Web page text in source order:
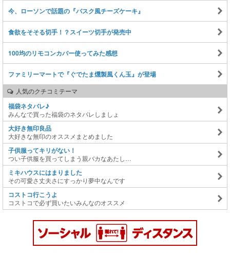
今、ローソンで話題の『バスク風チーズケーキ』
食欲をそそる切手！？スイーツ切手が発売中
100均のリモコンカバー使ってみた感想
ファミリーマートで『ぐでたま燻製風くん玉』が登場
人気のクチコミテーマ
福袋ネタバレ♪
みんなで買った福袋のネタバレしましょ
大好き無印良品
大好きな無印のオススメまとめました
子供服ってキリがない！
つい子供服を買ってしまう親バカなあたし…
ミキハウスにはまりました
その可愛さ丈夫さにすっかり夢中なんです
コストコ行こうよ
コストコで必ず買いたいみんなのオススメ